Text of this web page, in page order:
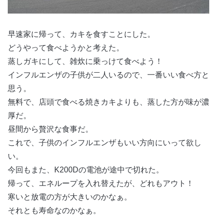
早速家に帰って、カキを食すことにした。
どうやって食べようかと考えた。
蒸しガキにして、雑炊に乗っけて食べよう！
インフルエンザの子供が二人いるので、一番いい食べ方と
思う。
無料で、店頭で食べる焼きカキよりも、蒸した方が味が濃
厚だ。
昼間から贅沢な食事だ。
これで、子供のインフルエンザもいい方向にいって欲し
い。
今回もまた、K200Dの電池が途中で切れた。
帰って、エネループを入れ替えたが、どれもアウト！
寒いと放電の方が大きいのかなぁ。
それとも寿命なのかなぁ。